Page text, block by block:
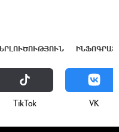
ТikТоk VK